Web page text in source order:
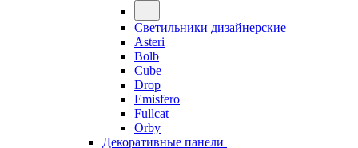
Светильники дизайнерские
Asteri
Bolb
Cube
Drop
Emisfero
Fullcat
Orby
Декоративные панели